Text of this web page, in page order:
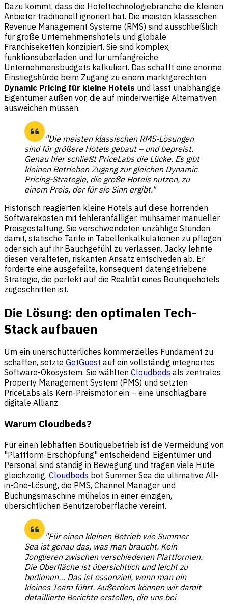
Dazu kommt, dass die Hoteltechnologiebranche die kleinen
Anbieter traditionell ignoriert hat. Die meisten klassischen
Revenue Management Systeme (RMS) sind ausschließlich
für große Unternehmenshotels und globale
Franchiseketten konzipiert. Sie sind komplex,
funktionsüberladen und für umfangreiche
Unternehmensbudgets kalkuliert. Das schafft eine enorme
Einstiegshürde beim Zugang zu einem marktgerechten
Dynamic Pricing für kleine Hotels und lässt unabhängige
Eigentümer außen vor, die auf minderwertige Alternativen
ausweichen müssen.
"Die meisten klassischen RMS-Lösungen
sind für größere Hotels gebaut – und bepreist.
Genau hier schließt PriceLabs die Lücke. Es gibt
kleinen Betrieben Zugang zur gleichen Dynamic
Pricing-Strategie, die große Hotels nutzen, zu
einem Preis, der für sie Sinn ergibt."
Historisch reagierten kleine Hotels auf diese horrenden
Softwarekosten mit fehleranfälliger, mühsamer manueller
Preisgestaltung. Sie verschwendeten unzählige Stunden
damit, statische Tarife in Tabellenkalkulationen zu pflegen
oder sich auf ihr Bauchgefühl zu verlassen. Jacky lehnte
diesen veralteten, riskanten Ansatz entschieden ab. Er
forderte eine ausgefeilte, konsequent datengetriebene
Strategie, die perfekt auf die Realität eines Boutiquehotels
zugeschnitten ist.
Die Lösung: den optimalen Tech-
Stack aufbauen
Um ein unerschütterliches kommerzielles Fundament zu
schaffen, setzte GetGuest auf ein vollständig integriertes
Software-Ökosystem. Sie wählten Cloudbeds als zentrales
Property Management System (PMS) und setzten
PriceLabs als Kern-Preismotor ein – eine unschlagbare
digitale Allianz.
Warum Cloudbeds?
Für einen lebhaften Boutiquebetrieb ist die Vermeidung von
"Plattform-Erschöpfung" entscheidend. Eigentümer und
Personal sind ständig in Bewegung und tragen viele Hüte
gleichzeitig. Cloudbeds bot Summer Sea die ultimative All-
in-One-Lösung, die PMS, Channel Manager und
Buchungsmaschine mühelos in einer einzigen,
übersichtlichen Benutzeroberfläche vereint.
"Für einen kleinen Betrieb wie Summer
Sea ist genau das, was man braucht. Kein
Jonglieren zwischen verschiedenen Plattformen.
Die Oberfläche ist übersichtlich und leicht zu
bedienen… Das ist essenziell, wenn man ein
kleines Team führt. Außerdem können wir damit
detaillierte Berichte erstellen, die uns bei